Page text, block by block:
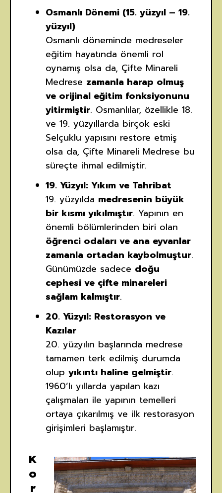
Osmanlı Dönemi (15. yüzyıl – 19.
yüzyıl)
Osmanlı döneminde medreseler
eğitim hayatında önemli rol
oynamış olsa da, Çifte Minareli
Medrese zamanla harap olmuş
ve orijinal eğitim fonksiyonunu
yitirmiştir. Osmanlılar, özellikle 18.
ve 19. yüzyıllarda birçok eski
Selçuklu yapısını restore etmiş
olsa da, Çifte Minareli Medrese bu
süreçte ihmal edilmiştir.
19. Yüzyıl: Yıkım ve Tahribat
19. yüzyılda medresenin büyük
bir kısmı yıkılmıştır. Yapının en
önemli bölümlerinden biri olan
öğrenci odaları ve ana eyvanlar
zamanla ortadan kaybolmuştur.
Günümüzde sadece doğu
cephesi ve çifte minareleri
sağlam kalmıştır.
20. Yüzyıl: Restorasyon ve
Kazılar
20. yüzyılın başlarında medrese
tamamen terk edilmiş durumda
olup yıkıntı haline gelmiştir.
1960’lı yıllarda yapılan kazı
çalışmaları ile yapının temelleri
ortaya çıkarılmış ve ilk restorasyon
girişimleri başlamıştır.
K
o
r